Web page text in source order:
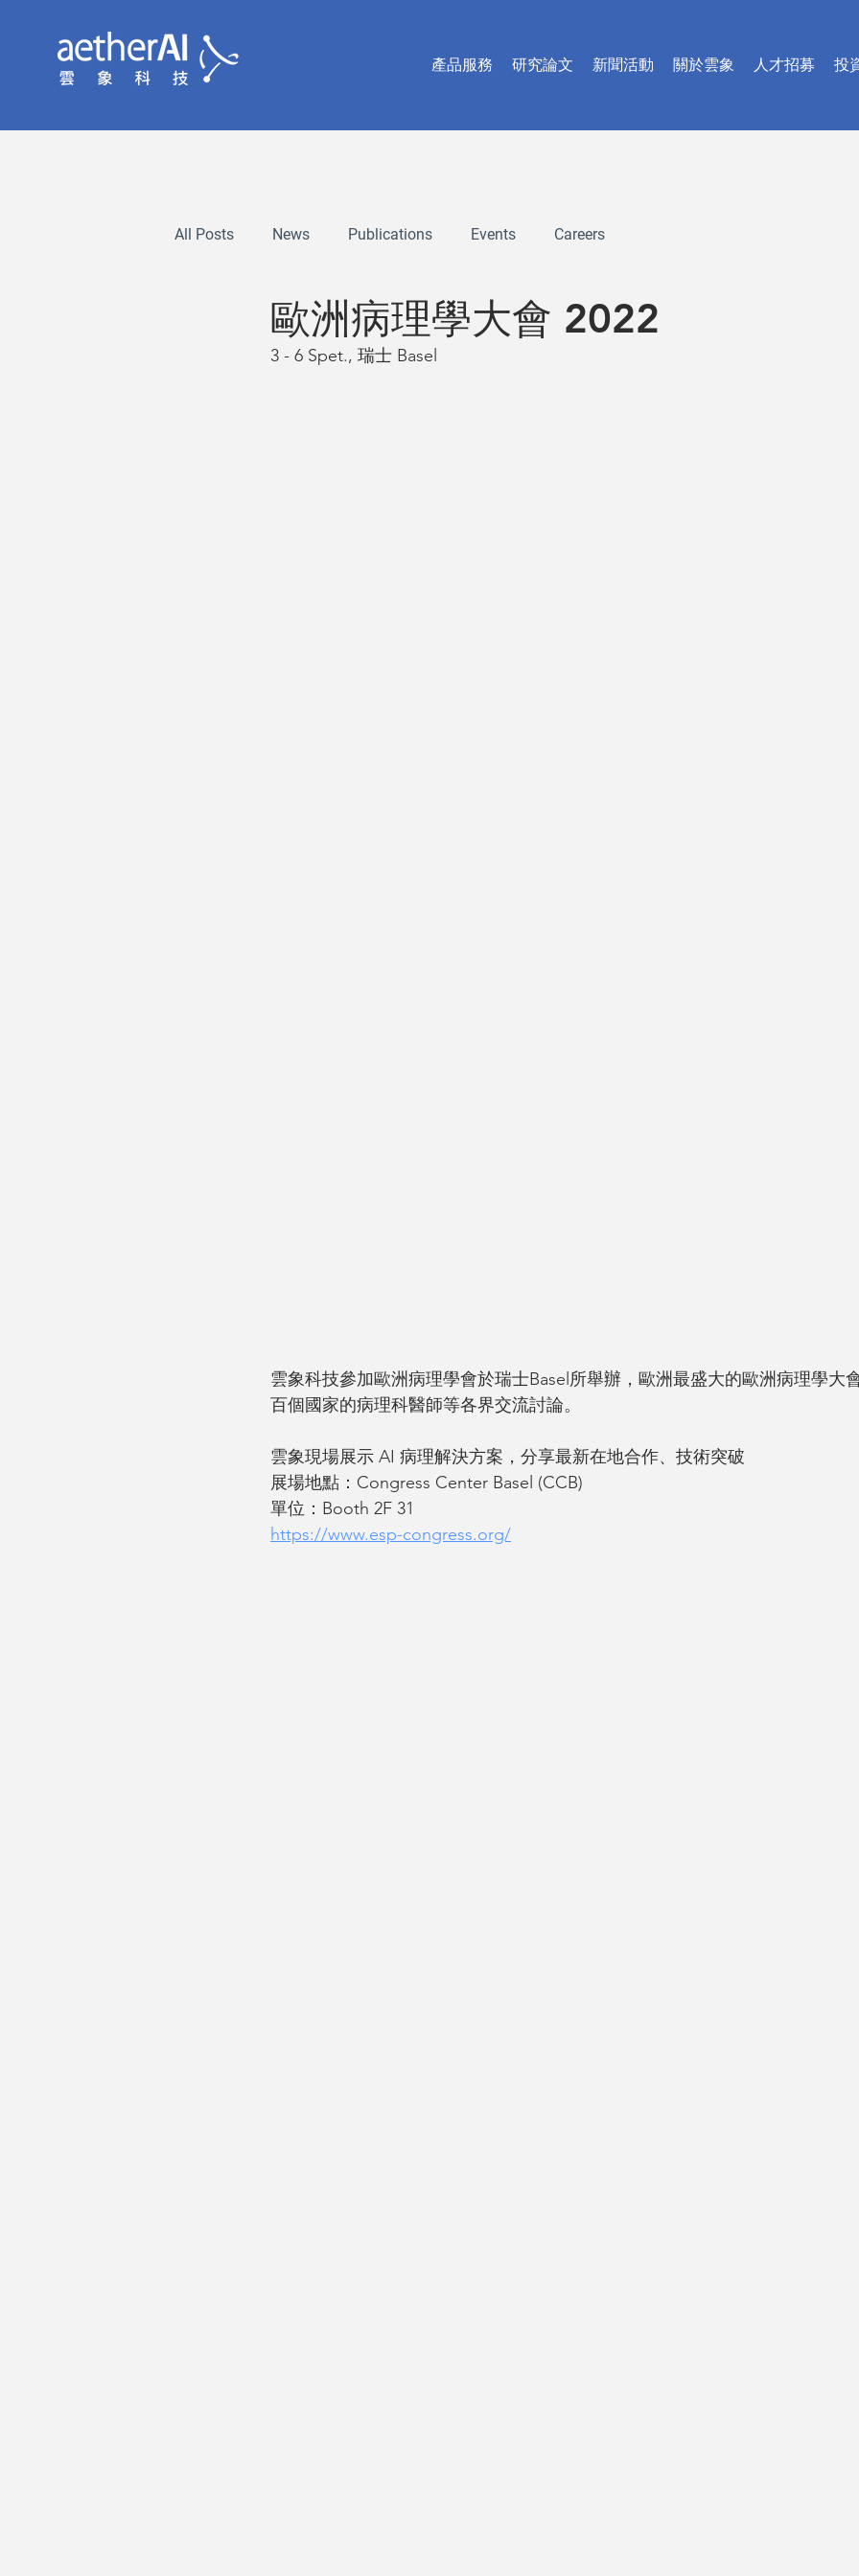
產品服務 研究論文 新聞活動 關於雲象 人才招募 投
All Posts News Publications Events Careers
歐洲病理學大會 2022
3 - 6 Spet., 瑞士 Basel
雲象科技參加歐洲病理學會於瑞士Basel所舉辦，歐洲最盛大的歐洲病理學大
百個國家的病理科醫師等各界交流討論。
雲象現場展示 AI 病理解決方案，分享最新在地合作、技術突破
展場地點：Congress Center Basel (CCB)
單位：Booth 2F 31
https://www.esp-congress.org/